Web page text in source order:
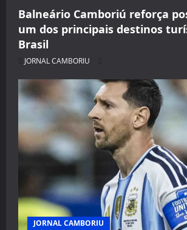
Balneário Camboriú reforça
um dos principais destinos
Brasil
JORNAL CAMBORIU
JORNAL CAMBORIU